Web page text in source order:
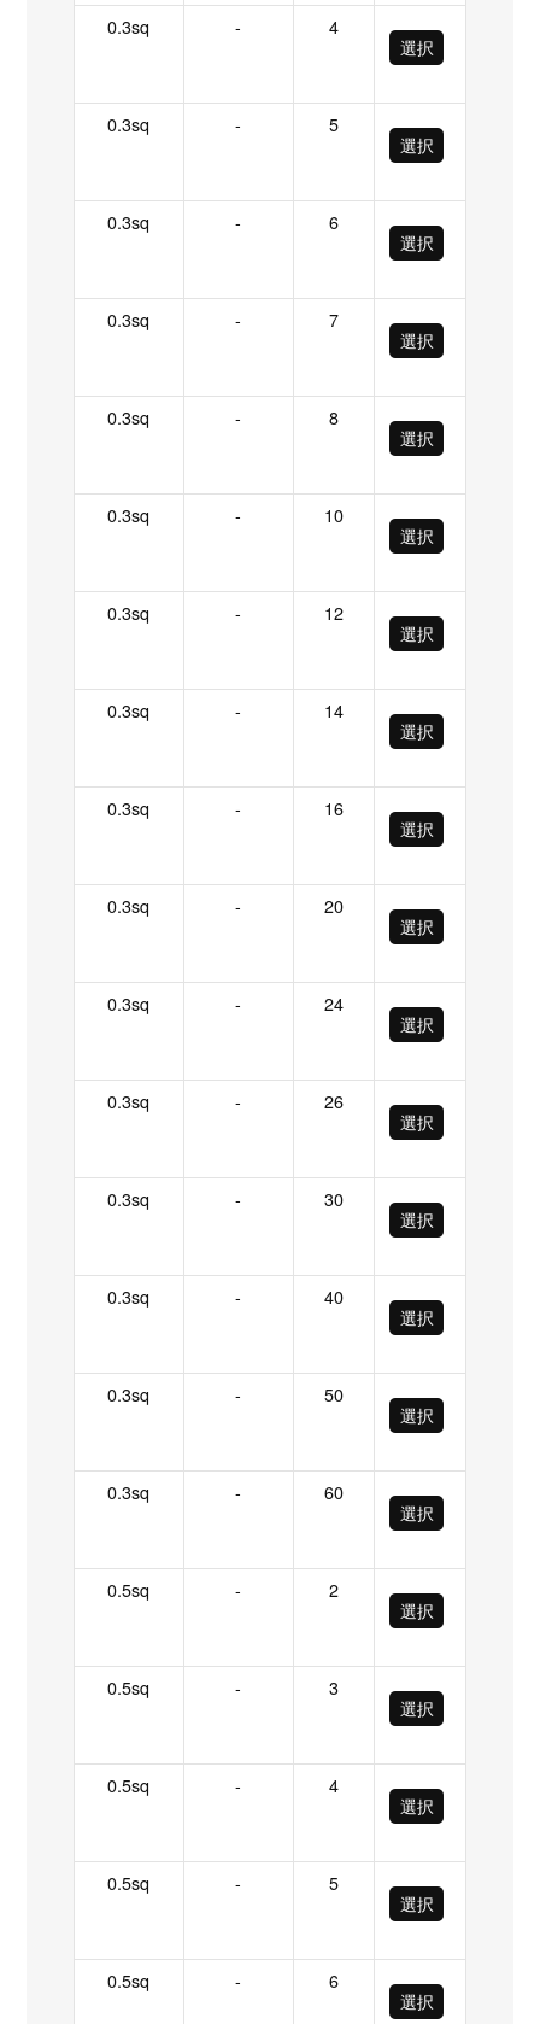
0.3sq -
4
選択
0.3sq -
5
選択
0.3sq -
6
選択
0.3sq -
7
選択
0.3sq -
8
選択
0.3sq -
10
選択
0.3sq -
12
選択
0.3sq -
14
選択
0.3sq -
16
選択
0.3sq -
20
選択
0.3sq -
24
選択
0.3sq -
26
選択
0.3sq -
30
選択
0.3sq -
40
選択
0.3sq -
50
選択
0.3sq -
60
選択
0.5sq -
2
選択
0.5sq -
3
選択
0.5sq -
4
選択
0.5sq -
5
選択
0.5sq -
6
選択